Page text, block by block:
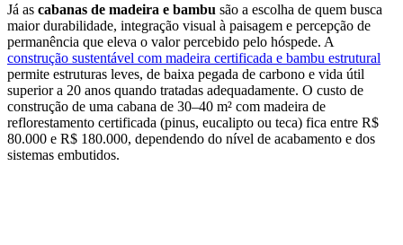
Já as cabanas de madeira e bambu são a escolha de quem busca
maior durabilidade, integração visual à paisagem e percepção de
permanência que eleva o valor percebido pelo hóspede. A
construção sustentável com madeira certificada e bambu estrutural
permite estruturas leves, de baixa pegada de carbono e vida útil
superior a 20 anos quando tratadas adequadamente. O custo de
construção de uma cabana de 30–40 m² com madeira de
reflorestamento certificada (pinus, eucalipto ou teca) fica entre R$
80.000 e R$ 180.000, dependendo do nível de acabamento e dos
sistemas embutidos.